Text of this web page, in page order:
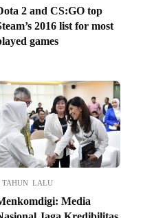
2 and CS:GO top
2016 list for most
games
TAHUN LALU
Media